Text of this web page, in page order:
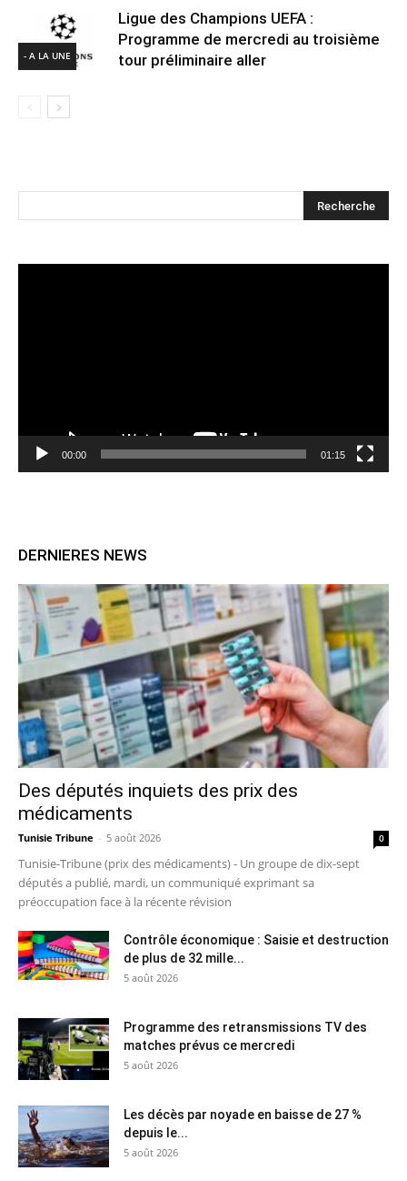
- A LA UNE
Ligue des Champions UEFA :
Programme de mercredi au troisième
tour préliminaire aller
00:00 01:15
DERNIERES NEWS
Des députés inquiets des prix des
médicaments
Tunisie Tribune - 5 août 2026 0
Tunisie-Tribune (prix des médicaments) - Un groupe de dix-sept
députés a publié, mardi, un communiqué exprimant sa
préoccupation face à la récente révision
Contrôle économique : Saisie et destruction
de plus de 32 mille...
5 août 2026
Programme des retransmissions TV des
matches prévus ce mercredi
5 août 2026
Les décès par noyade en baisse de 27 %
depuis le...
5 août 2026